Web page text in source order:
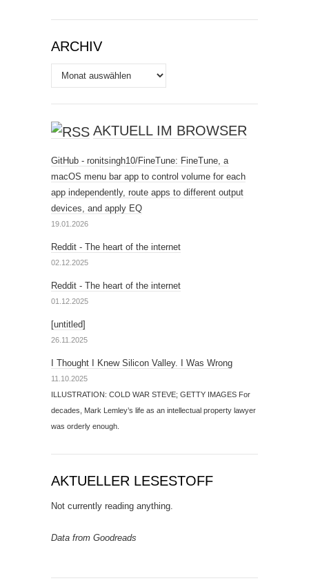
ARCHIV
Archiv
AKTUELL IM BROWSER
GitHub - ronitsingh10/FineTune: FineTune, a
macOS menu bar app to control volume for each
app independently, route apps to different output
devices, and apply EQ
19.01.2026
Reddit - The heart of the internet
02.12.2025
Reddit - The heart of the internet
01.12.2025
[untitled]
26.11.2025
I Thought I Knew Silicon Valley. I Was Wrong
11.10.2025
ILLUSTRATION: COLD WAR STEVE; GETTY IMAGES For
decades, Mark Lemley’s life as an intellectual property lawyer
was orderly enough.
AKTUELLER LESESTOFF
Not currently reading anything.
Data from Goodreads